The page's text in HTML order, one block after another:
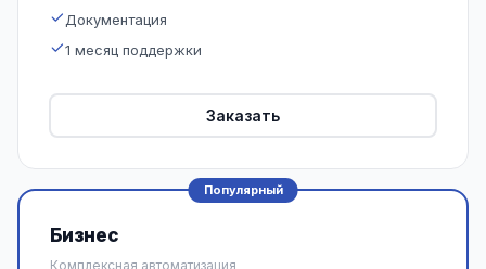
Документация
1 месяц поддержки
Заказать
Популярный
Бизнес
Комплексная автоматизация